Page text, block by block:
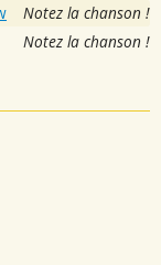
Notez la chanson !
Notez la chanson !